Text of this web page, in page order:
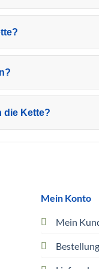
die Kette?
Mein Konto
Mein